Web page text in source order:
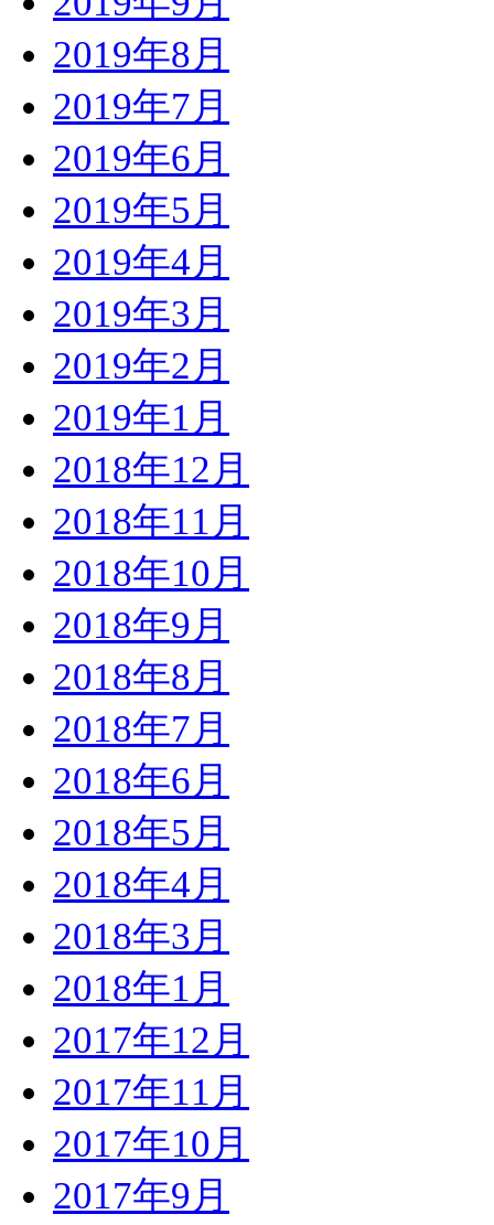
2019年8月
2019年7月
2019年6月
2019年5月
2019年4月
2019年3月
2019年2月
2019年1月
2018年12月
2018年11月
2018年10月
2018年9月
2018年8月
2018年7月
2018年6月
2018年5月
2018年4月
2018年3月
2018年1月
2017年12月
2017年11月
2017年10月
2017年9月